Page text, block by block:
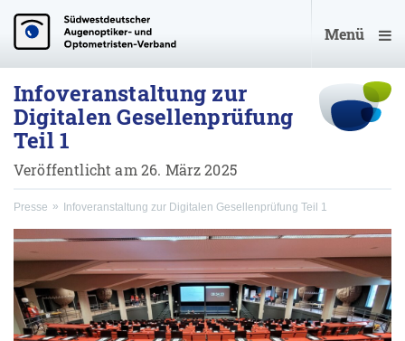
Menü
Infoveranstaltung zur
Digitalen Gesellenprüfung
Teil 1
Veröffentlicht am 26. März 2025
Presse Infoveranstaltung zur Digitalen Gesellenprüfung Teil 1